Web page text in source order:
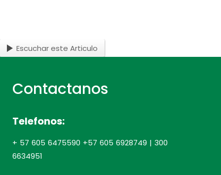
Escuchar este Articulo
Contactanos
Telefonos:
+ 57 605 6475590 +57 605 6928749 | 300
6634951